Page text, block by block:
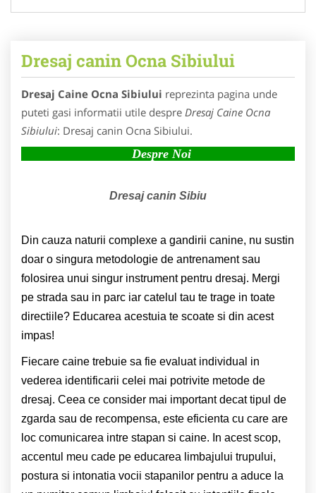
Dresaj canin Ocna Sibiului
Dresaj Caine Ocna Sibiului reprezinta pagina unde
puteti gasi informatii utile despre Dresaj Caine Ocna
Sibiului: Dresaj canin Ocna Sibiului.
Despre Noi
Dresaj canin Sibiu
Din cauza naturii complexe a gandirii canine, nu sustin
doar o singura metodologie de antrenament sau
folosirea unui singur instrument pentru dresaj. Mergi
pe strada sau in parc iar catelul tau te trage in toate
directiile? Educarea acestuia te scoate si din acest
impas!
Fiecare caine trebuie sa fie evaluat individual in
vederea identificarii celei mai potrivite metode de
dresaj. Ceea ce consider mai important decat tipul de
zgarda sau de recompensa, este eficienta cu care are
loc comunicarea intre stapan si caine. In acest scop,
accentul meu cade pe educarea limbajului trupului,
postura si intonatia vocii stapanilor pentru a aduce la